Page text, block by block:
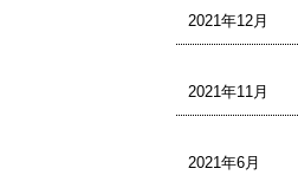
2021年12月
2021年11月
2021年6月